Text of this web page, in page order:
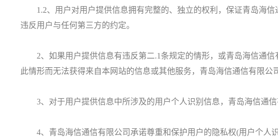
1.2、用户对用户提供信息拥有完整的、独立的权利，保证青岛海信
违反用户与任何第三方的约定。
2、如果用户提供信息有违反第二.1条规定的情形，或青岛海信通信
此情形而无法获得来自本网站的信息或其他服务，青岛海信通信有限公
3、对于用户提供信息中所涉及的用户个人识别信息，青岛海信通信
4、青岛海信通信有限公司承诺尊重和保护用户的隐私权(用户个人